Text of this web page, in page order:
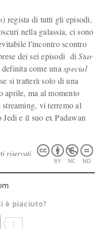
) regista di tutti gli episodi,
nella galassia, ci sono
l'incontro scontro
dei sei episodi diStar
come unaspecial
si tratterà solo di una
aprile, ma al momento
vi terremo al
e il suo ex Padawan
riservati
è piaciuto?
1